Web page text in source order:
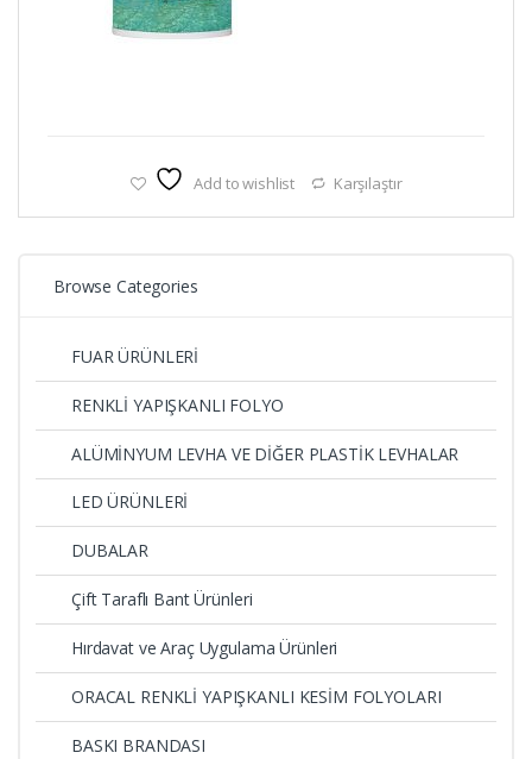
Add to wishlist Karşılaştır
Browse Categories
FUAR ÜRÜNLERİ
RENKLİ YAPIŞKANLI FOLYO
ALÜMİNYUM LEVHA VE DİĞER PLASTİK LEVHALAR
LED ÜRÜNLERİ
DUBALAR
Çift Taraflı Bant Ürünleri
Hırdavat ve Araç Uygulama Ürünleri
ORACAL RENKLİ YAPIŞKANLI KESİM FOLYOLARI
BASKI BRANDASI